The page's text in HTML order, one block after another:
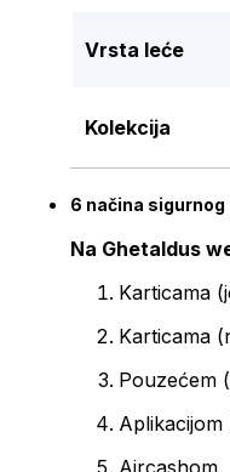
Vrsta leće
Kolekcija
6 načina sigurnog
Na Ghetaldus
Karticama
Karticama
Pouzećem
Aplikacijom